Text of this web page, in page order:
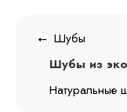
Шубы
Шубы из
Натуральные